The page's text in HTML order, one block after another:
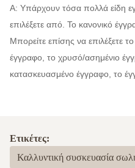
Α: Υπάρχουν τόσα πολλά είδη
επιλέξετε από. Το κανονικό
Μπορείτε επίσης να επιλέξετε
έγγραφο, το χρυσό/ασημένιο
κατασκευασμένο έγγραφο, το
Ετικέτες:
Καλλυντική συσκευασία